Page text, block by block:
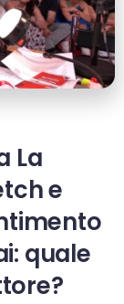
La
e
quale